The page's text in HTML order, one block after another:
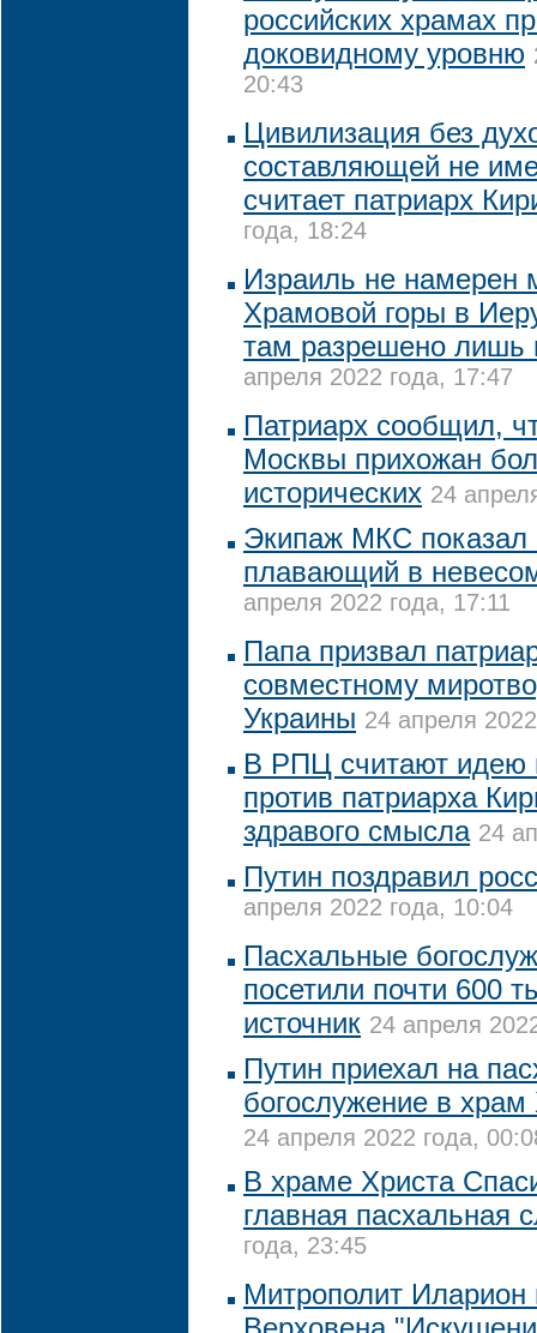
российских храмах
доковидному уровню
20:43
Цивилизация без
составляющей не
считает патриарх
года, 18:24
Израиль не намерен
Храмовой горы в
там разрешено лишь
апреля 2022 года, 17:47
Патриарх сообщил,
Москвы прихожан
исторических 24
Экипаж МКС показал
плавающий в
апреля 2022 года, 17:11
Папа призвал
совместному
Украины 24 апреля
В РПЦ считают идею
против патриарха
здравого смысла 24
Путин поздравил
апреля 2022 года, 10:04
Пасхальные
посетили почти 600
источник 24 апреля
Путин приехал на
богослужение в
24 апреля 2022 года,
В храме Христа
главная пасхальная
года, 23:45
Митрополит